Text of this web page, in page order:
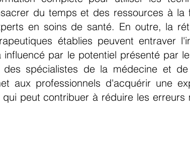
du temps et des ressources à la
en soins de santé. En outre, la
établies peuvent entraver
par le potentiel présenté par
spécialistes de la médecine et
aux professionnels d'acquérir une
peut contribuer à réduire les erreurs